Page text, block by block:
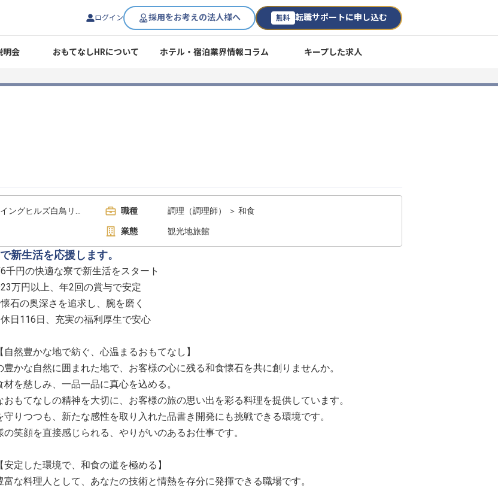
ログイン 採用をお考えの法人様へ 無料 転職サポートに申し込む
明会 おもてなしHRについて ホテル・宿泊業界情報コラム キープした求人
職種 調理（調理師） ＞ 和食
業態 観光地旅館
新生活を応援します。
千円の快適な寮で新生活をスタート
万円以上、年2回の賞与で安定
石の奥深さを追求し、腕を磨く
日116日、充実の福利厚生で安心
自然豊かな地で紡ぐ、心温まるおもてなし】
豊かな自然に囲まれた地で、お客様の心に残る和食懐石を共に創りませんか。
材を慈しみ、一品一品に真心を込める。
おもてなしの精神を大切に、お客様の旅の思い出を彩る料理を提供しています。
守りつつも、新たな感性を取り入れた品書き開発にも挑戦できる環境です。
の笑顔を直接感じられる、やりがいのあるお仕事です。
安定した環境で、和食の道を極める】
富な料理人として、あなたの技術と情熱を存分に発揮できる職場です。